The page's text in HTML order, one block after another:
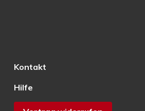
Kontakt
Hilfe